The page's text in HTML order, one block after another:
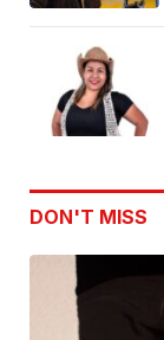
DON'T MISS